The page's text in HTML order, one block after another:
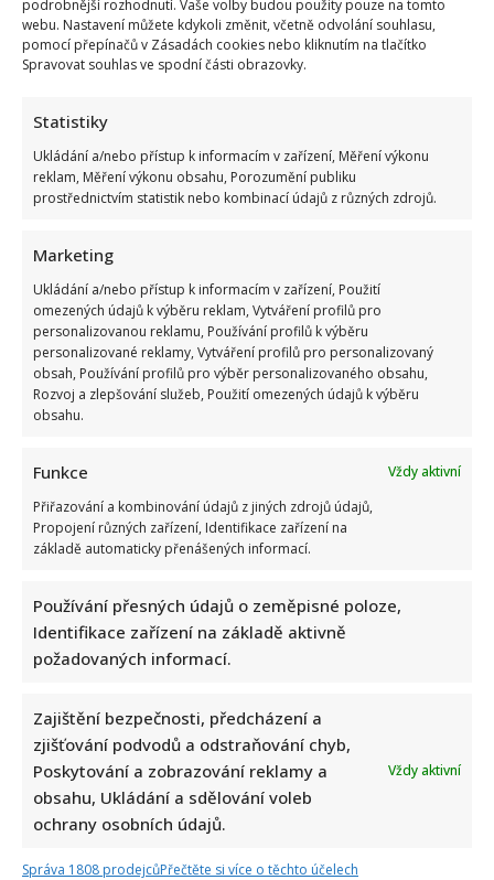
podrobnější rozhodnutí. Vaše volby budou použity pouze na tomto
webu. Nastavení můžete kdykoli změnit, včetně odvolání souhlasu,
pomocí přepínačů v Zásadách cookies nebo kliknutím na tlačítko
Spravovat souhlas ve spodní části obrazovky.
Statistiky
Ukládání a/nebo přístup k informacím v zařízení, Měření výkonu
reklam, Měření výkonu obsahu, Porozumění publiku
prostřednictvím statistik nebo kombinací údajů z různých zdrojů.
Marketing
Ukládání a/nebo přístup k informacím v zařízení, Použití
omezených údajů k výběru reklam, Vytváření profilů pro
personalizovanou reklamu, Používání profilů k výběru
personalizované reklamy, Vytváření profilů pro personalizovaný
obsah, Používání profilů pro výběr personalizovaného obsahu,
Rozvoj a zlepšování služeb, Použití omezených údajů k výběru
obsahu.
Funkce
Vždy aktivní
Přiřazování a kombinování údajů z jiných zdrojů údajů,
Propojení různých zařízení, Identifikace zařízení na
základě automaticky přenášených informací.
Používání přesných údajů o zeměpisné poloze,
Identifikace zařízení na základě aktivně
požadovaných informací.
Zajištění bezpečnosti, předcházení a
zjišťování podvodů a odstraňování chyb,
Poskytování a zobrazování reklamy a
obsahu, Ukládání a sdělování voleb
ochrany osobních údajů.
Vždy aktivní
Správa 1808 prodejcůPřečtěte si více o těchto účelech